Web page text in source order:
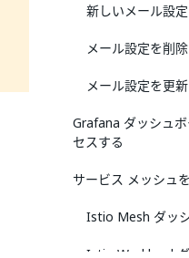
新しいメール設
メール設定を削
メール設定を更
Grafana ダッシュ
セスする
サービス メッシュ
Istio Mesh ダッ
Istio Workload ダ